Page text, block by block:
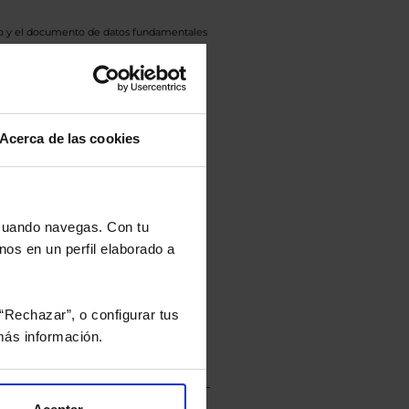
Acerca de las cookies
navegas. Con tu
en un perfil elaborado a
o configurar tus
información.
y el documento de datos fundamentales
de Valor Liquidativo de la sesión
en la divisa Euro.
un estudio gratuito